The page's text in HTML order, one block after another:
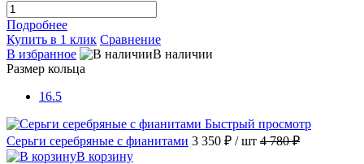
Подробнее
Купить в 1 клик Сравнение
В избранное
В наличии
Размер кольца
16.5
Быстрый просмотр
Серьги серебряные с фианитами 3 350 ₽ / шт 4 780 ₽
В корзину